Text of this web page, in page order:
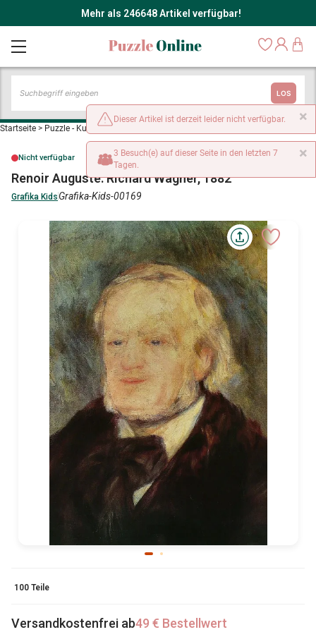
Mehr als 246648 Artikel verfügbar!
LOS
Startseite > Puzzle - Kunst & Design
Nicht verfügbar
Renoir Auguste: Richard Wagner, 1882
Grafika Kids Grafika-Kids-00169
100 Teile
Versandkostenfrei ab49 € Bestellwert
×
Dieser Artikel ist derzeit leider nicht verfügbar.
×
3 Besuch(e) auf dieser Seite in den letzten 7
Tagen.